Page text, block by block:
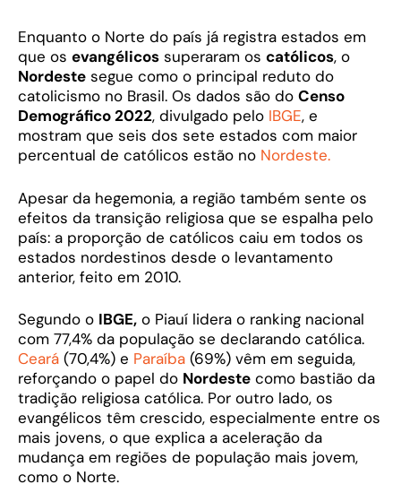
Enquanto o Norte do país já registra estados em
que os evangélicos superaram os católicos, o
Nordeste segue como o principal reduto do
catolicismo no Brasil. Os dados são do Censo
Demográfico 2022, divulgado pelo IBGE, e
mostram que seis dos sete estados com maior
percentual de católicos estão no Nordeste.
Apesar da hegemonia, a região também sente os
efeitos da transição religiosa que se espalha pelo
país: a proporção de católicos caiu em todos os
estados nordestinos desde o levantamento
anterior, feito em 2010.
Segundo o IBGE, o Piauí lidera o ranking nacional
com 77,4% da população se declarando católica.
Ceará (70,4%) e Paraíba (69%) vêm em seguida,
reforçando o papel do Nordeste como bastião da
tradição religiosa católica. Por outro lado, os
evangélicos têm crescido, especialmente entre os
mais jovens, o que explica a aceleração da
mudança em regiões de população mais jovem,
como o Norte.